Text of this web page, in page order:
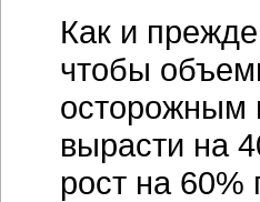
Как и
чтобы
осторожным
вырасти на
рост на 60%